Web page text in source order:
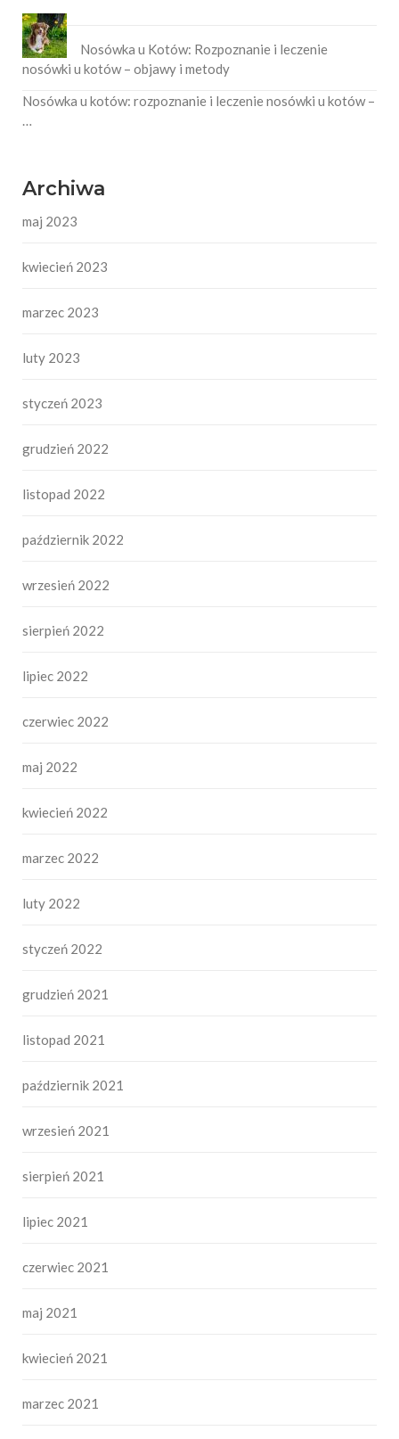
Nosówka u Kotów: Rozpoznanie i leczenie
nosówki u kotów – objawy i metody
Nosówka u kotów: rozpoznanie i leczenie nosówki u kotów –
…
Archiwa
maj 2023
kwiecień 2023
marzec 2023
luty 2023
styczeń 2023
grudzień 2022
listopad 2022
październik 2022
wrzesień 2022
sierpień 2022
lipiec 2022
czerwiec 2022
maj 2022
kwiecień 2022
marzec 2022
luty 2022
styczeń 2022
grudzień 2021
listopad 2021
październik 2021
wrzesień 2021
sierpień 2021
lipiec 2021
czerwiec 2021
maj 2021
kwiecień 2021
marzec 2021